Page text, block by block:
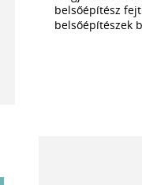
belsőépítész
belsőépítészek